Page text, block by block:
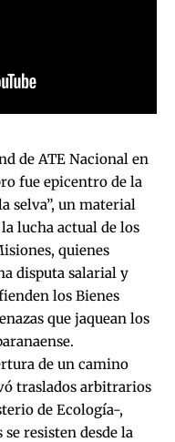
de ATE Nacional en
fue epicentro de la
selva”, un material
lucha actual de los
quienes
disputa salarial y
los Bienes
que jaquean los
de un camino
traslados arbitrarios
de Ecología-,
resisten desde la